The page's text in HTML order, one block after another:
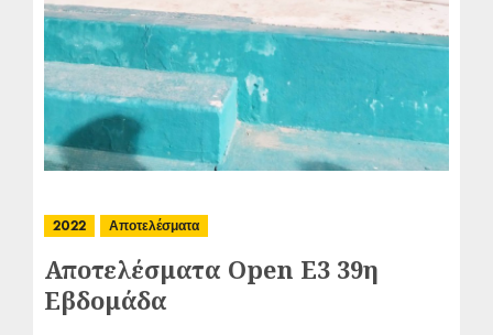
2022 Αποτελέσματα
Αποτελέσματα Open E3 39η
Εβδομάδα